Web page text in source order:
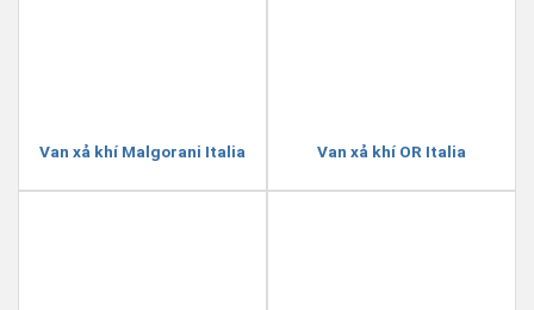
Van xả khí Malgorani Italia Van xả khí OR Italia